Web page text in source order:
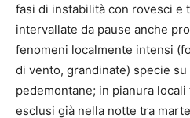
fasi di instabilità con rovesci e
intervallate da pause anche
fenomeni localmente intensi
di vento, grandinate) specie
pedemontane; in pianura
esclusi già nella notte tra